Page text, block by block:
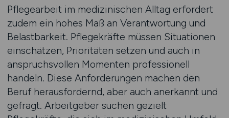
Pflegearbeit im medizinischen Alltag erfordert
zudem ein hohes Maß an Verantwortung und
Belastbarkeit. Pflegekräfte müssen Situationen
einschätzen, Prioritäten setzen und auch in
anspruchsvollen Momenten professionell
handeln. Diese Anforderungen machen den
Beruf herausfordernd, aber auch anerkannt und
gefragt. Arbeitgeber suchen gezielt